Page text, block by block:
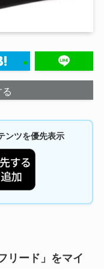
ンツを優先表示
リード」をマイ